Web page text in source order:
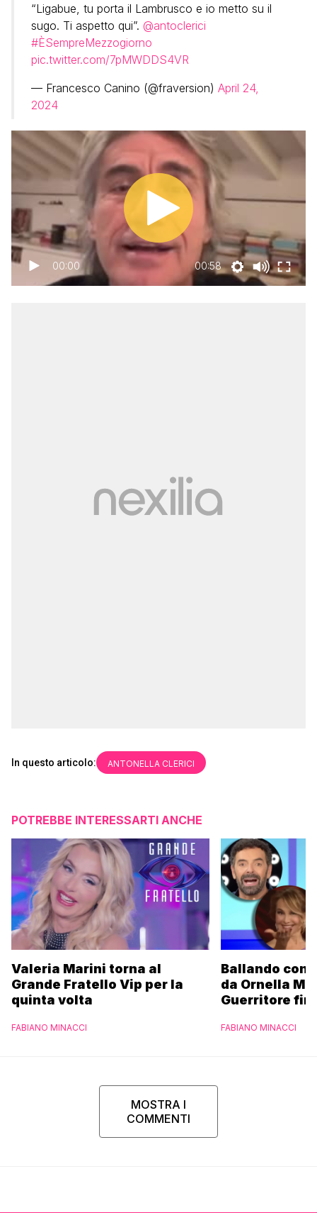
“Ligabue, tu porta il Lambrusco e io metto su il
sugo. Ti aspetto qui”. @antoclerici
#ÈSempreMezzogiorno
pic.twitter.com/7pMWDDS4VR
— Francesco Canino (@fraversion) April 24,
2024
00:00 00:58
In questo articolo: ANTONELLA CLERICI
POTREBBE INTERESSARTI ANCHE
Valeria Marini torna al
Grande Fratello Vip per la
quinta volta
FABIANO MINACCI
Ballando con
da Ornella
Guerritore
l’esclusiva di
FABIANO MINACCI
MOSTRA I
COMMENTI